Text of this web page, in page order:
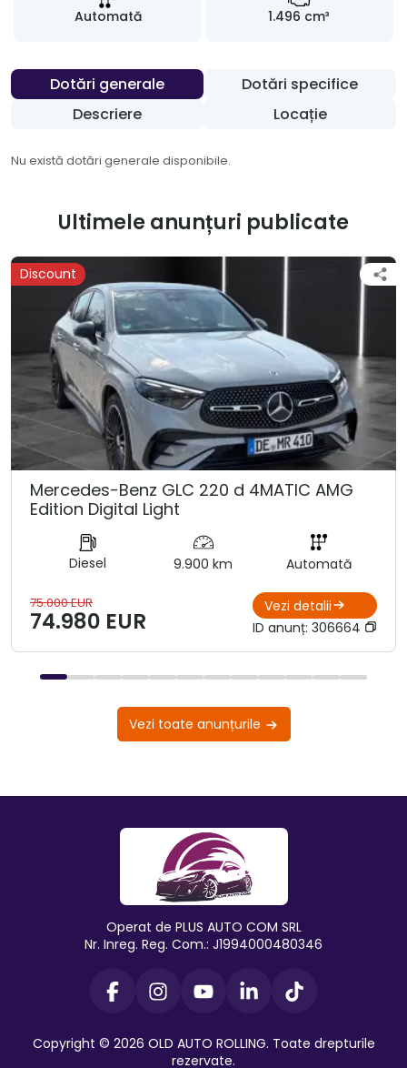
Automată 1.496 cm³
Dotări generale
Dotări specifice
Descriere
Locație
Nu există dotări generale disponibile.
Ultimele anunțuri publicate
Discount
Mercedes-Benz GLC 220 d 4MATIC AMG
Edition Digital Light
Diesel 9.900 km Automată
75.000 EUR
74.980 EUR
Vezi detalii
ID anunț: 306664
Vezi toate anunțurile
Operat de PLUS AUTO COM SRL
Nr. Inreg. Reg. Com.: J1994000480346
Copyright © 2026 OLD AUTO ROLLING. Toate drepturile
rezervate.